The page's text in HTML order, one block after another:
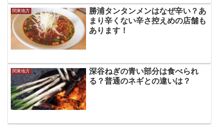
関東地方
勝浦タンタンメンはなぜ辛い？あ
まり辛くない辛さ控えめの店舗も
あります！
関東地方
深谷ねぎの青い部分は食べられ
る？普通のネギとの違いは？